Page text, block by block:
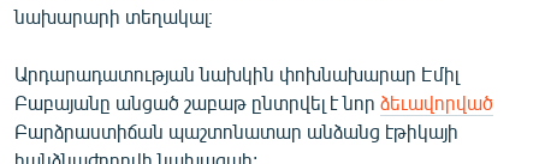
ՍՊՈՐՏ
ՄԵԿՆԱԲԱՆՈՒԹՅՈՒՆ
ՏՏ ԵՒ ԻՆՏԵՐՆԵՏ
ԿՈՐՈՆԱՎԻՐՈՒՍ
նախարարի տեղակալ։
Արդարադատության նախկին փոխնախարար Էմիլ
Բաբայանը անցած շաբաթ ընտրվել է նոր ձեւավորված
Բարձրաստիճան պաշտոնատար անձանց էթիկայի